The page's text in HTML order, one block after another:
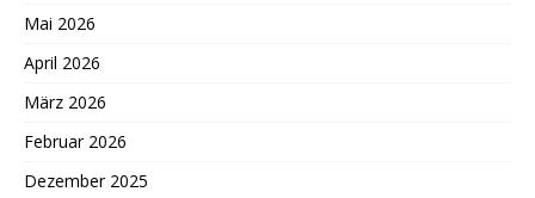
Mai 2026
April 2026
März 2026
Februar 2026
Dezember 2025